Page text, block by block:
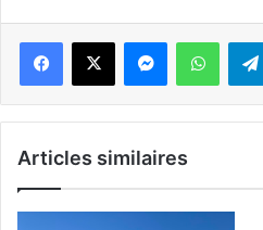
WhatsApp
Articles similaires